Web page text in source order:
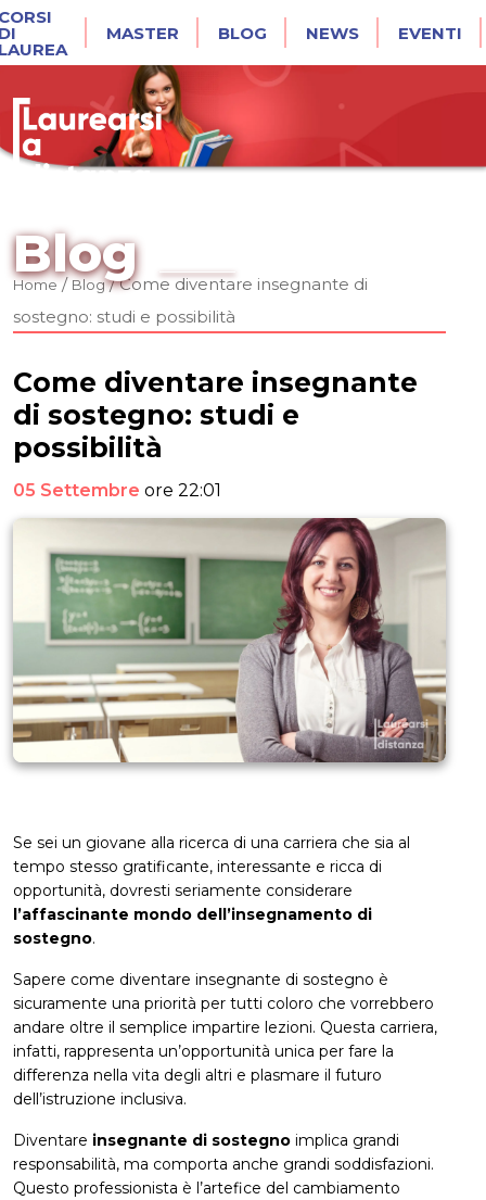
MASTER BLOG NEWS EVENTI
Blog
Home/Blog/Come diventare insegnante di
sostegno: studi e possibilità
Come diventare insegnante
di sostegno: studi e
possibilità
05 Settembre ore 22:01
Se sei un giovane alla ricerca di una carriera che sia al
tempo stesso gratificante, interessante e ricca di
opportunità, dovresti seriamente considerare
l’affascinante mondo dell’insegnamento di
sostegno.
Sapere come diventare insegnante di sostegno è
sicuramente una priorità per tutti coloro che vorrebbero
andare oltre il semplice impartire lezioni. Questa carriera,
infatti, rappresenta un’opportunità unica per fare la
differenza nella vita degli altri e plasmare il futuro
dell’istruzione inclusiva.
Diventare insegnante di sostegno implica grandi
responsabilità, ma comporta anche grandi soddisfazioni.
Questo professionista è l’artefice del cambiamento